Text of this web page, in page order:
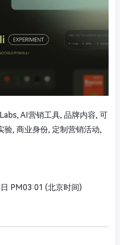
AI营销工具, 品牌内容, 可
验, 商业身份, 定制营销活动,
PM03:01 (北京时间)